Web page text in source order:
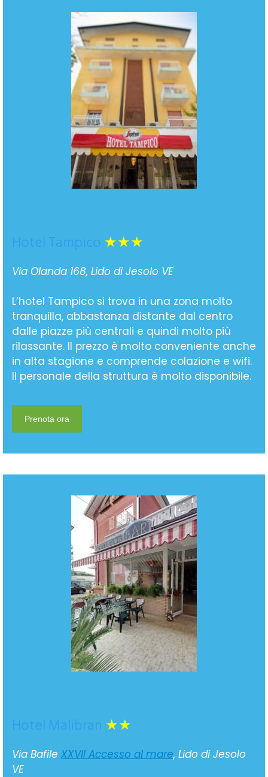
★★★
Via Olanda 168, Lido di Jesolo VE
L’hotel Tampico si trova in una zona molto
tranquilla, abbastanza distante dal centro
dalle piazze più centrali e quindi molto più
rilassante. Il prezzo è molto conveniente anche
in alta stagione e comprende colazione e wifi.
Il personale della struttura è molto disponibile.
Prenota ora
★★
Via Bafile XXVII Accesso al mare, Lido di Jesolo
VE